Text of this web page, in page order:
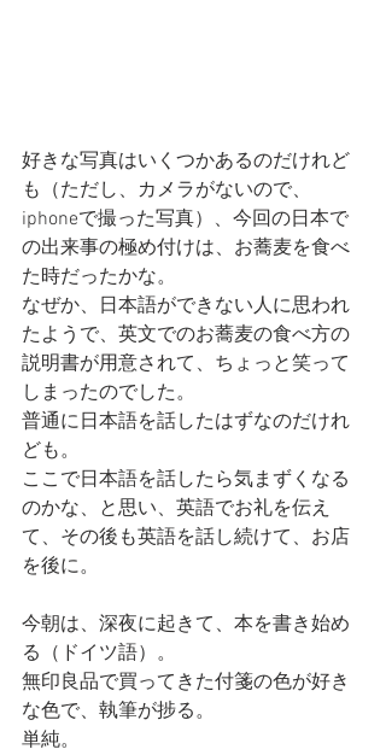
好きな写真はいくつかあるのだけれど
も（ただし、カメラがないので、
iphoneで撮った写真）、今回の日本で
の出来事の極め付けは、お蕎麦を食べ
た時だったかな。
なぜか、日本語ができない人に思われ
たようで、英文でのお蕎麦の食べ方の
説明書が用意されて、ちょっと笑って
しまったのでした。
普通に日本語を話したはずなのだけれ
ども。
ここで日本語を話したら気まずくなる
のかな、と思い、英語でお礼を伝え
て、その後も英語を話し続けて、お店
を後に。
今朝は、深夜に起きて、本を書き始め
る（ドイツ語）。
無印良品で買ってきた付箋の色が好き
な色で、執筆が捗る。
単純。